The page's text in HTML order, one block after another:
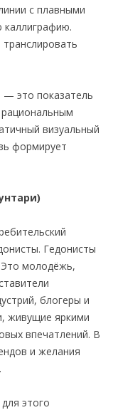
с плавными
— это показатель
визуальный
формирует
Гедонисты
молодёжь,
блогеры и
живущие яркими
впечатлений. В
и желания
этого